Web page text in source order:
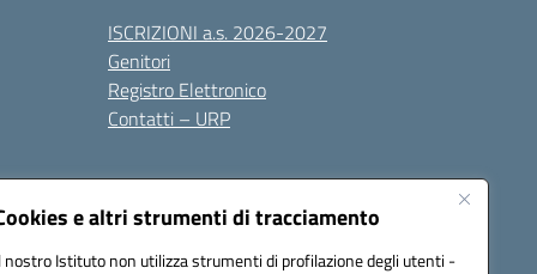
e altri strumenti di tracciamento
nostro Istituto non utilizza strumenti di profilazione degli utenti -
ISCRIZIONI a.s. 2026-2027
Genitori
Registro Elettronico
Contatti – URP